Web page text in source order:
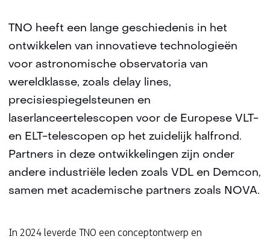
TNO heeft een lange geschiedenis in het
ontwikkelen van innovatieve technologieën
voor astronomische observatoria van
wereldklasse, zoals delay lines,
precisiespiegelsteunen en
laserlanceertelescopen voor de Europese VLT-
en ELT-telescopen op het zuidelijk halfrond.
Partners in deze ontwikkelingen zijn onder
andere industriële leden zoals VDL en Demcon,
samen met academische partners zoals NOVA.
In 2024 leverde TNO een conceptontwerp en